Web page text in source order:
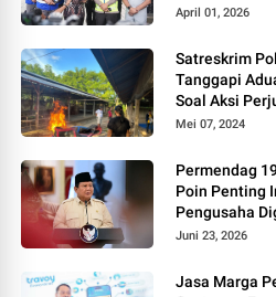
Rest Area
April 01, 2026
Satreskrim
Tanggapi
Soal Aksi
Mei 07, 2024
Permendag
Poin Penting
Pengusaha
Juni 23, 2026
Jasa Marga